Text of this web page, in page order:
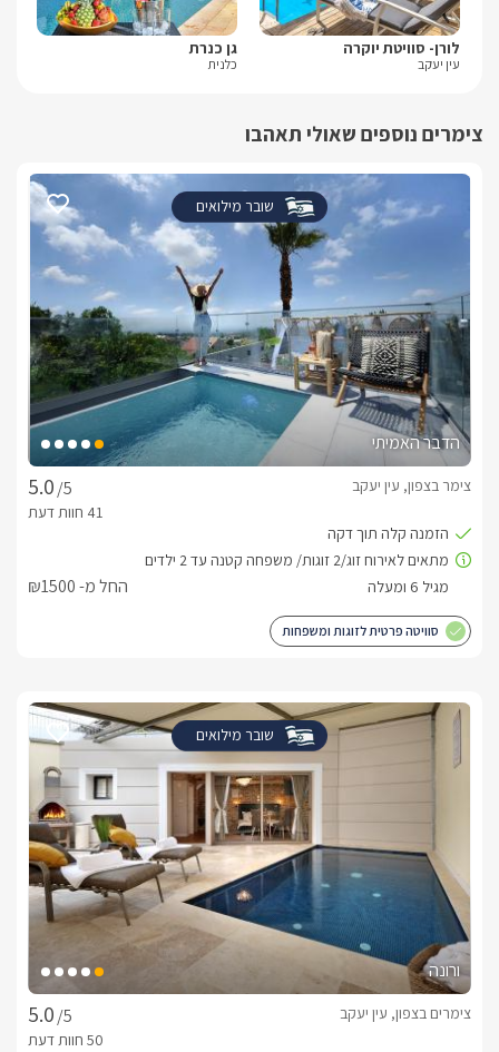
לורן- סוויטת יוקרה
עין יעקב
גן כנרת
כלנית
צימרים נוספים שאולי תאהבו
שובר מילואים
הדבר האמיתי
/5
צימר בצפון, עין יעקב
החל מ- ₪1500
סוויטה פרטית לזוגות ומשפחות
שובר מילואים
ורונה
/5
צימרים בצפון, עין יעקב